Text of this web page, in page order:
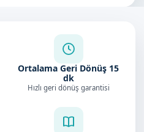
Ortalama Geri Dönüş 15
dk
Hızlı geri dönüş garantisi